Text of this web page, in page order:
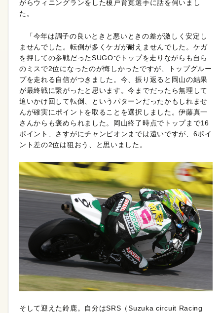
がらウィニングランをした榎戸育寛選手に話を伺いまし
た。
「今年は調子の良いときと悪いときの差が激しく安定し
ませんでした。転倒が多くケガが耐えませんでした。ケガ
を押しての参戦だったSUGOでトップを走りながらも自ら
のミスで2位になったのが悔しかったですが、トップグルー
プを走れる自信がつきました。今、振り返ると岡山の結果
が最終戦に繋がったと思います。今までだったら無理して
追いかけ回して転倒、というパターンだったかもしれませ
んが確実にポイントを取ることを選択しました。伊藤真一
さんからも褒められました。岡山終了時点でトップまで16
ポイント、さすがにチャンピオンまでは遠いですが、6ポイ
ント差の2位は狙おう、と思いました。
そして迎えた鈴鹿。自分はSRS（Suzuka circuit Racing